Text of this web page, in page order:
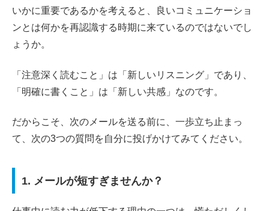
いかに重要であるかを考えると、良いコミュニケーショ
ンとは何かを再認識する時期に来ているのではないでし
ょうか。
「注意深く読むこと」は「新しいリスニング」であり、
「明確に書くこと」は「新しい共感」なのです。
だからこそ、次のメールを送る前に、一歩立ち止まっ
て、次の3つの質問を自分に投げかけてみてください。
1. メールが短すぎませんか？